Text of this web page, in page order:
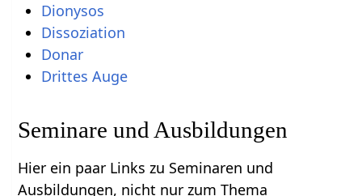
Dionysos
Dissoziation
Donar
Drittes Auge
Seminare und Ausbildungen
Hier ein paar Links zu Seminaren und
Ausbildungen, nicht nur zum Thema